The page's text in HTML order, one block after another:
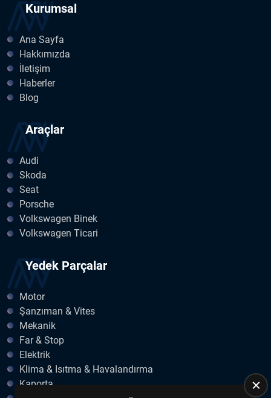
Kurumsal
Ana Sayfa
Hakkımızda
İletişim
Haberler
Blog
Araçlar
Audi
Skoda
Seat
Porsche
Volkswagen Binek
Volkswagen Ticari
Yedek Parçalar
Motor
Şanzıman & Vites
Mekanik
Far & Stop
Elektrik
Klima & Isıtma & Havalandırma
Kaporta